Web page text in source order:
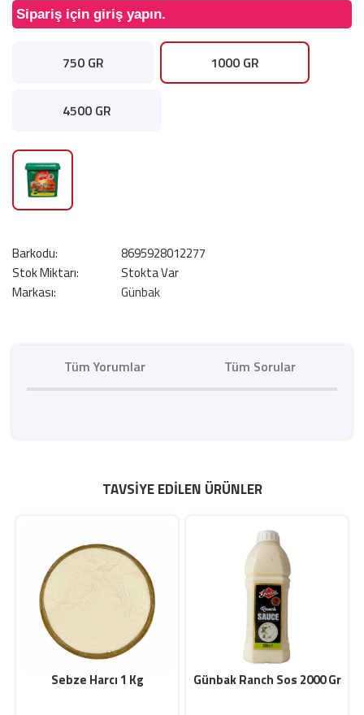
Sipariş için giriş yapın.
750 GR 1000 GR
4500 GR
Barkodu:
8695928012277
Stok Miktarı:
Stokta Var
Markası:
Günbak
Tüm Yorumlar Tüm Sorular
TAVSIYE EDILEN ÜRÜNLER
Sebze Harcı 1 Kg Günbak Ranch Sos 2000 Gr